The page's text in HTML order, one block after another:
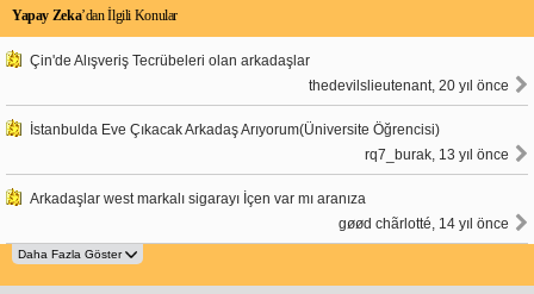
Yapay Zeka’dan İlgili Konular
Çin'de Alışveriş Tecrübeleri olan arkadaşlar
thedevilslieutenant, 20 yıl önce
İstanbulda Eve Çıkacak Arkadaş Arıyorum(Üniversite Öğrencisi)
rq7_burak, 13 yıl önce
Arkadaşlar west markalı sigarayı İçen var mı aranıza
gøød chãrlotté, 14 yıl önce